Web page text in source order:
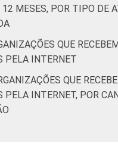
MESES, POR TIPO DE
QUE
PELA INTERNET
QUE
PELA INTERNET, POR